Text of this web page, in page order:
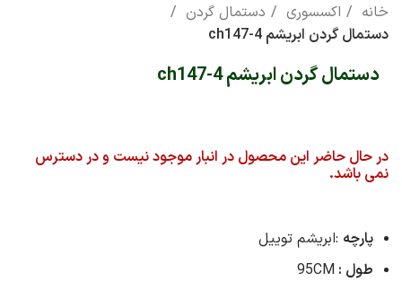
خانه اکسسوری
دستمال گردن
دستمال گردن ابریشم ch147-4
دستمال گردن ابریشم ch147-4
در حال حاضر این محصول در انبار موجود نیست و در دسترس
نمی باشد.
پارچه :ابریشم توییل
طول : 95CM